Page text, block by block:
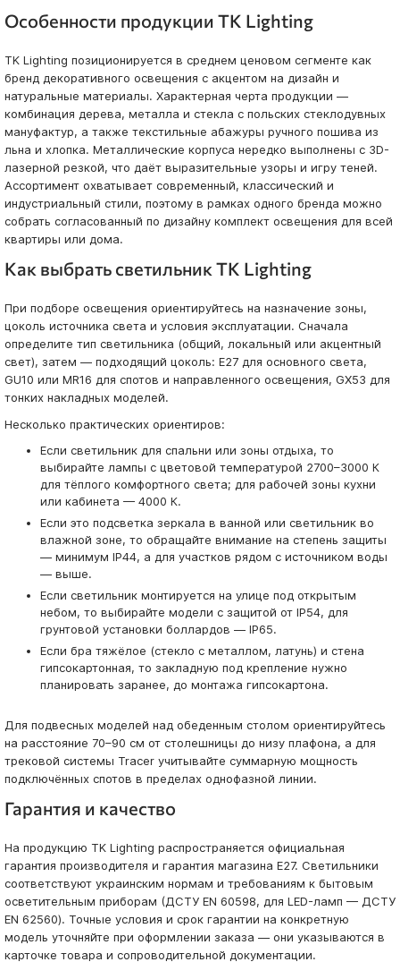
Особенности продукции TK Lighting
TK Lighting позиционируется в среднем ценовом сегменте как
бренд декоративного освещения с акцентом на дизайн и
натуральные материалы. Характерная черта продукции —
комбинация дерева, металла и стекла с польских стеклодувных
мануфактур, а также текстильные абажуры ручного пошива из
льна и хлопка. Металлические корпуса нередко выполнены с 3D-
лазерной резкой, что даёт выразительные узоры и игру теней.
Ассортимент охватывает современный, классический и
индустриальный стили, поэтому в рамках одного бренда можно
собрать согласованный по дизайну комплект освещения для всей
квартиры или дома.
Как выбрать светильник TK Lighting
При подборе освещения ориентируйтесь на назначение зоны,
цоколь источника света и условия эксплуатации. Сначала
определите тип светильника (общий, локальный или акцентный
свет), затем — подходящий цоколь: E27 для основного света,
GU10 или MR16 для спотов и направленного освещения, GX53 для
тонких накладных моделей.
Несколько практических ориентиров:
Если светильник для спальни или зоны отдыха, то
выбирайте лампы с цветовой температурой 2700–3000 К
для тёплого комфортного света; для рабочей зоны кухни
или кабинета — 4000 К.
Если это подсветка зеркала в ванной или светильник во
влажной зоне, то обращайте внимание на степень защиты
— минимум IP44, а для участков рядом с источником воды
— выше.
Если светильник монтируется на улице под открытым
небом, то выбирайте модели с защитой от IP54, для
грунтовой установки боллардов — IP65.
Если бра тяжёлое (стекло с металлом, латунь) и стена
гипсокартонная, то закладную под крепление нужно
планировать заранее, до монтажа гипсокартона.
Для подвесных моделей над обеденным столом ориентируйтесь
на расстояние 70–90 см от столешницы до низу плафона, а для
трековой системы Tracer учитывайте суммарную мощность
подключённых спотов в пределах однофазной линии.
Гарантия и качество
На продукцию TK Lighting распространяется официальная
гарантия производителя и гарантия магазина E27. Светильники
соответствуют украинским нормам и требованиям к бытовым
осветительным приборам (ДСТУ EN 60598, для LED-ламп — ДСТУ
EN 62560). Точные условия и срок гарантии на конкретную
модель уточняйте при оформлении заказа — они указываются в
карточке товара и сопроводительной документации.